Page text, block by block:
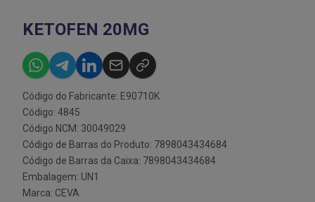
KETOFEN 20MG
Código do Fabricante: E90710K
Código: 4845
Código NCM: 30049029
Código de Barras do Produto: 7898043434684
Código de Barras da Caixa: 7898043434684
Embalagem: UN1
Marca: CEVA